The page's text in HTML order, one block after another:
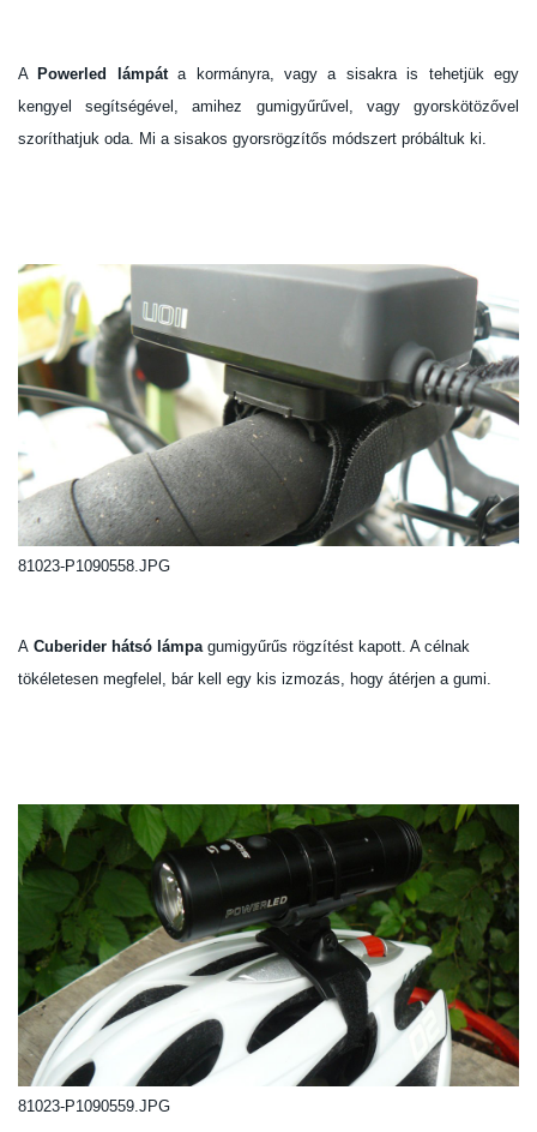
APowerled lámpáta kormányra, vagy a sisakra is tehetjük egy
kengyel segítségével, amihez gumigyűrűvel, vagy gyorskötözővel
szoríthatjuk oda. Mi a sisakos gyorsrögzítős módszert próbáltuk ki.
81023-P1090558.JPG
A Cuberider hátsó lámpa gumigyűrűs rögzítést kapott. A célnak
tökéletesen megfelel, bár kell egy kis izmozás, hogy átérjen a gumi.
81023-P1090559.JPG